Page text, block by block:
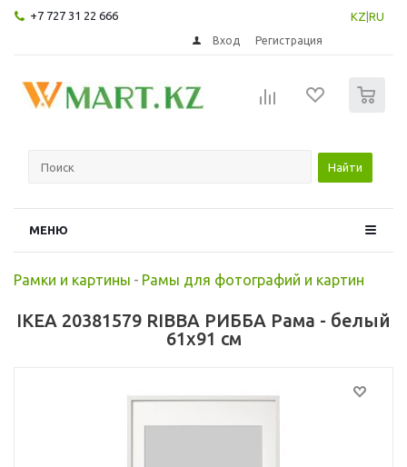
+7 727 31 22 666 KZ RU
Вход Регистрация
Найти
МЕНЮ
Рамки и картины - Рамы для фотографий и картин
IKEA 20381579 RIBBA РИББА Рама - белый
61x91 см